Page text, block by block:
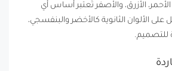
الأزرق، والأصفر تُعتبر أساس أي
الألوان الثانوية كالأخضر والبنفسجي،
للتصميم.